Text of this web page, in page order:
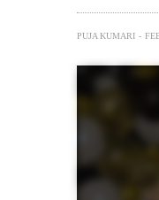
PUJA KUMARI